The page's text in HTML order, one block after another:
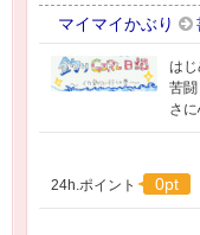
マイマイかぶり
は
苦
さ
24h.ポイント 0pt